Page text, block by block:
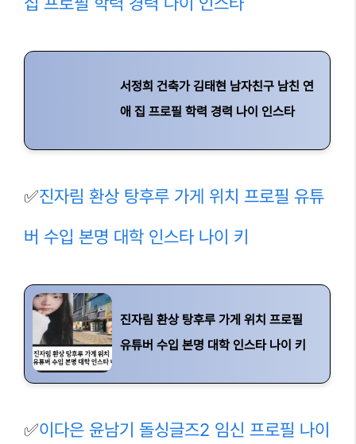
서정희 건축가 김태현 남자친구 남친 연
애 집 프로필 학력 경력 나이 인스타
✅진자림 환상 탕후루 가게 위치 프로필 유튜
버 수입 본명 대학 인스타 나이 키
진자림 환상 탕후루 가게 위치 프로필
유튜버 수입 본명 대학 인스타 나이 키
✅이다은 윤남기 돌싱글즈2 임신 프로필 나이